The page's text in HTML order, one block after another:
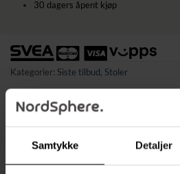
Samtykke Detaljer
30 dagers åpent kjøp
Kategorier: Siste tilbud, Stoler
BESKRIVELSE